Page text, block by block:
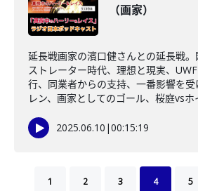
（画家）
延長戦画家の濱口健さんとの延長戦
ストレーター時代、理想と現実、
行、同業者からの支持、一番影響を
レン、画家としてのゴール、桜庭vsホ
2025.06.10 |00:15:19
1 2 3 4 5